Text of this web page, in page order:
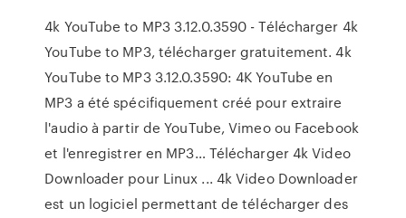
4k YouTube to MP3 3.12.0.3590 - Télécharger 4k
YouTube to MP3, télécharger gratuitement. 4k
YouTube to MP3 3.12.0.3590: 4K YouTube en
MP3 a été spécifiquement créé pour extraire
l'audio à partir de YouTube, Vimeo ou Facebook
et l'enregistrer en MP3… Télécharger 4k Video
Downloader pour Linux ... 4k Video Downloader
est un logiciel permettant de télécharger des